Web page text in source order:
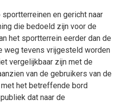
en gericht naar
die bedoeld zijn voor de
het sportterrein eerder dan de
weg tevens vrijgesteld worden
vergelijkbaar zijn met de
van de gebruikers van de
het betreffende bord
dat naar de